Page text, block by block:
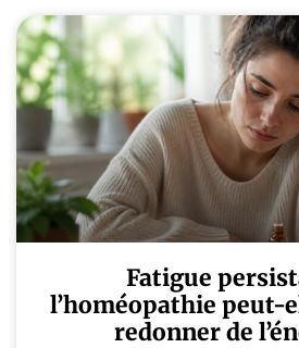
Fatigue
l’homéopathie peut-
redonner de